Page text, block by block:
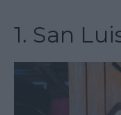
1. San